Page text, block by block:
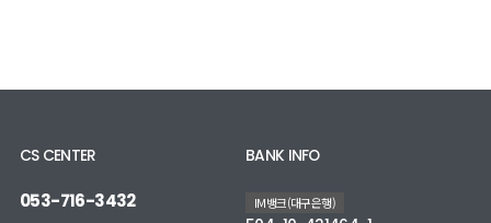
CS CENTER
053-716-3432
BANK INFO
IM뱅크(대구은행)